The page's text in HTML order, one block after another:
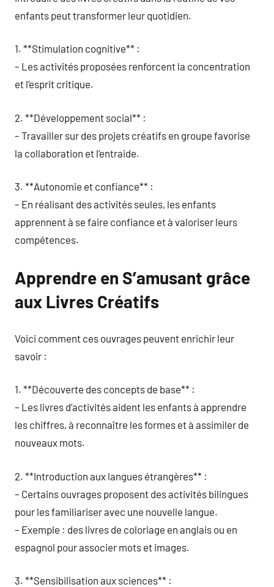
enfants peut transformer leur quotidien.
1. **Stimulation cognitive** :
– Les activités proposées renforcent la concentration
et l’esprit critique.
2. **Développement social** :
– Travailler sur des projets créatifs en groupe favorise
la collaboration et l’entraide.
3. **Autonomie et confiance** :
– En réalisant des activités seules, les enfants
apprennent à se faire confiance et à valoriser leurs
compétences.
Apprendre en S’amusant grâce
aux Livres Créatifs
Voici comment ces ouvrages peuvent enrichir leur
savoir :
1. **Découverte des concepts de base** :
– Les livres d’activités aident les enfants à apprendre
les chiffres, à reconnaître les formes et à assimiler de
nouveaux mots.
2. **Introduction aux langues étrangères** :
– Certains ouvrages proposent des activités bilingues
pour les familiariser avec une nouvelle langue.
– Exemple : des livres de coloriage en anglais ou en
espagnol pour associer mots et images.
3. **Sensibilisation aux sciences** :